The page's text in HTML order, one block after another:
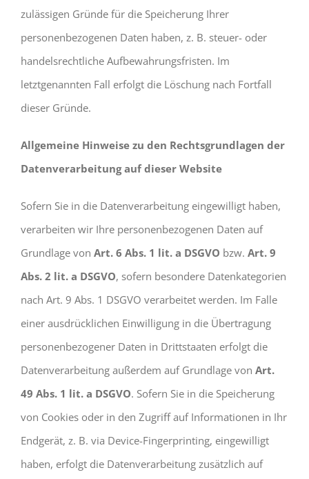
zulässigen Gründe für die Speicherung Ihrer
personenbezogenen Daten haben, z. B. steuer- oder
handelsrechtliche Aufbewahrungsfristen. Im
letztgenannten Fall erfolgt die Löschung nach Fortfall
dieser Gründe.
Allgemeine Hinweise zu den Rechtsgrundlagen der
Datenverarbeitung auf dieser Website
Sofern Sie in die Datenverarbeitung eingewilligt haben,
verarbeiten wir Ihre personenbezogenen Daten auf
Grundlage von Art. 6 Abs. 1 lit. a DSGVO bzw. Art. 9
Abs. 2 lit. a DSGVO, sofern besondere Datenkategorien
nach Art. 9 Abs. 1 DSGVO verarbeitet werden. Im Falle
einer ausdrücklichen Einwilligung in die Übertragung
personenbezogener Daten in Drittstaaten erfolgt die
Datenverarbeitung außerdem auf Grundlage von Art.
49 Abs. 1 lit. a DSGVO. Sofern Sie in die Speicherung
von Cookies oder in den Zugriff auf Informationen in Ihr
Endgerät, z. B. via Device-Fingerprinting, eingewilligt
haben, erfolgt die Datenverarbeitung zusätzlich auf